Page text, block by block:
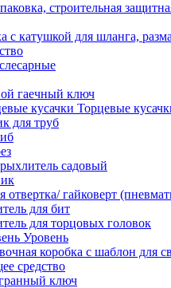
строительная
с катушкой для шланга,
гаечный ключ
Торцевые
для труб
садовый
отвертка/ гайковерт
для бит
для торцовых головок
Уровень
коробка с шаблон для
средство
ключ